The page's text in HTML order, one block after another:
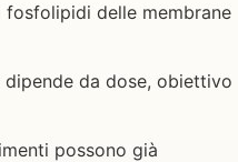
fosfolipidi delle membrane
da dose, obiettivo
possono già